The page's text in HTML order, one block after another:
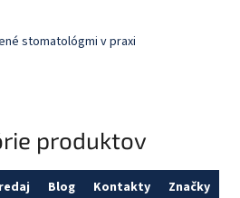
stomatológmi v praxi
produktov
Blog Kontakty Značky